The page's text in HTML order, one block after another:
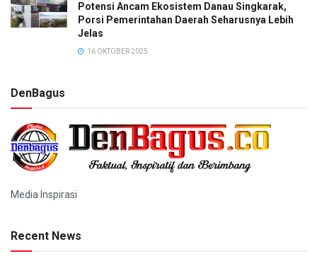
Potensi Ancam Ekosistem Danau Singkarak,
Porsi Pemerintahan Daerah Seharusnya Lebih
Jelas
16 OKTOBER 2025
DenBagus
Media Inspirasi
Recent News